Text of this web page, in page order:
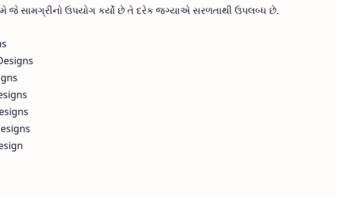
જે સામગ્રીનો ઉપયોગ કર્યો છે તે દરેક જગ્યાએ સરળતાથી ઉપલબ્ધ છે.